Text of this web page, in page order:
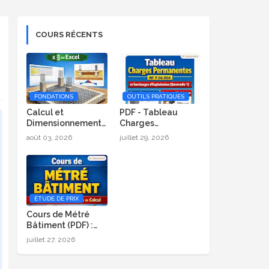
COURS RÉCENTS
FONDATIONS
Calcul et
Dimensionnement
de Radier Général
août 03, 2026
OUTILS PRATIQUES
PDF - Tableau
Charges
Permanentes (NF P
juillet 29, 2026
ÉTUDE DE PRIX
Cours de Métré
Bâtiment (PDF) :
Formules, Méthode
juillet 27, 2026